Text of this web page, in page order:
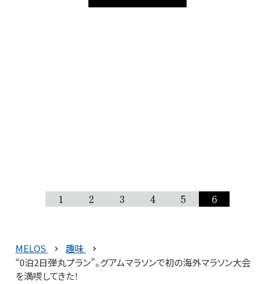
1 2 3 4 5 6
MELOS
趣味
“0泊2日弾丸プラン”。グアムマラソンで初の海外マラソン大会
を満喫してきた！